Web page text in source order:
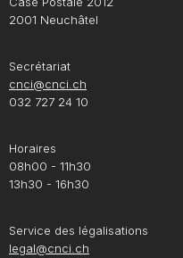
2001 Neuchâtel
Secrétariat
cnci@cnci.ch
032 727 24 10
Horaires
08h00 - 11h30
13h30 - 16h30
Service des légalisations
legal@cnci.ch